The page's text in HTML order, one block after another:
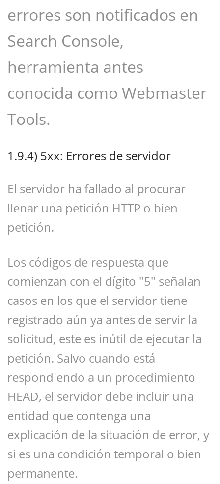
errores son notificados en
Search Console,
herramienta antes
conocida como Webmaster
Tools.
1.9.4) 5xx: Errores de servidor
El servidor ha fallado al procurar
llenar una petición HTTP o bien
petición.
Los códigos de respuesta que
comienzan con el dígito "5" señalan
casos en los que el servidor tiene
registrado aún ya antes de servir la
solicitud, este es inútil de ejecutar la
petición. Salvo cuando está
respondiendo a un procedimiento
HEAD, el servidor debe incluir una
entidad que contenga una
explicación de la situación de error, y
si es una condición temporal o bien
permanente.